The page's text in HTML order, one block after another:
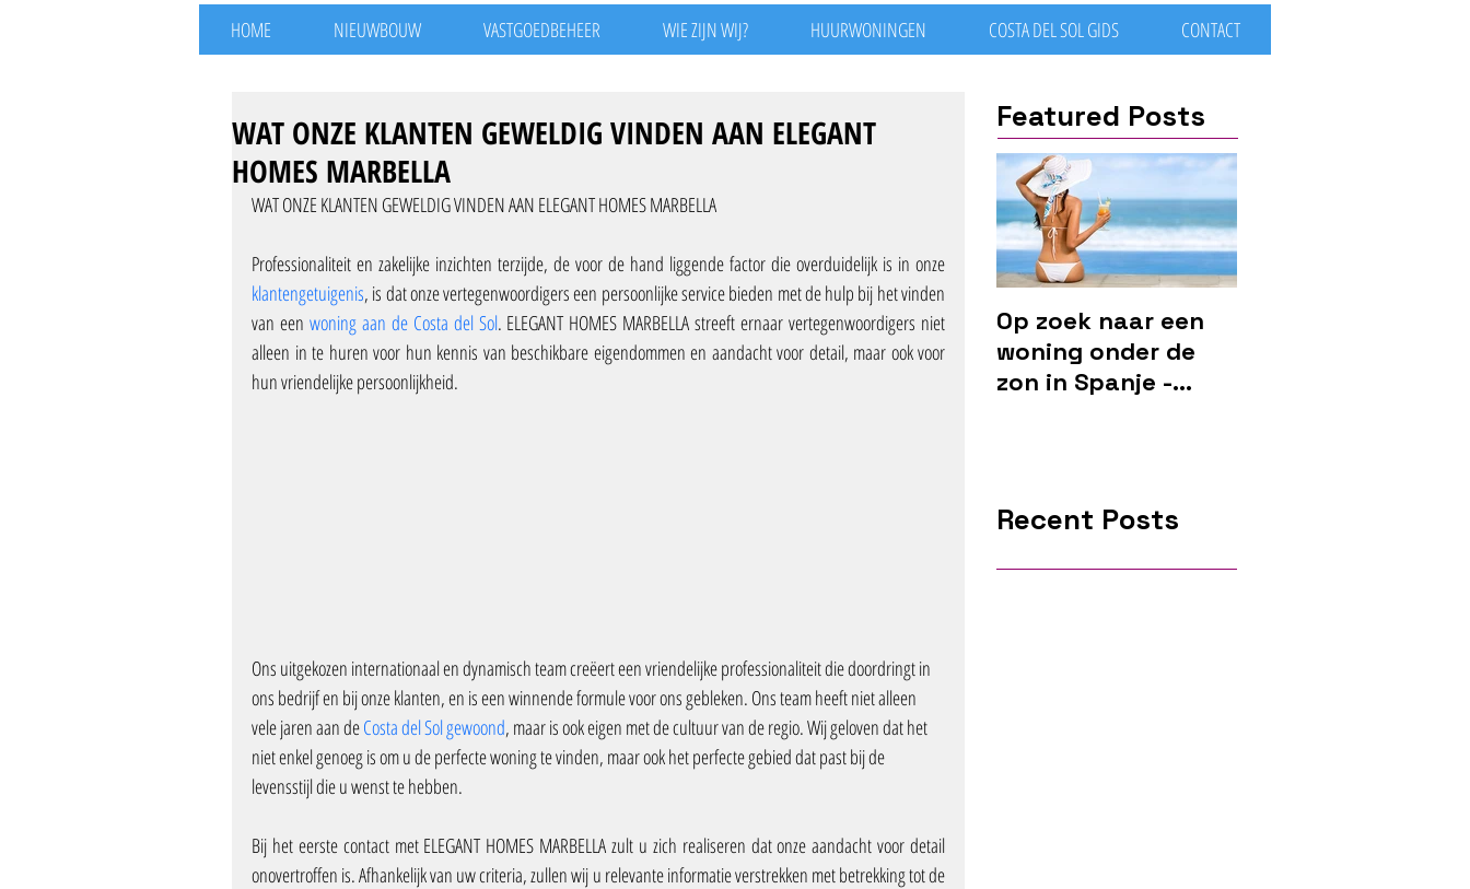
HOME NIEUWBOUW VASTGOEDBEHEER WIE ZIJN WIJ? HUURWONINGEN COSTA DEL SOL GIDS CONTACT
WAT ONZE KLANTEN GEWELDIG VINDEN AAN ELEGANT
HOMES MARBELLA
WAT ONZE KLANTEN GEWELDIG VINDEN AAN ELEGANT HOMES MARBELLA
klantengetuigenis, is dat onze vertegenwoordigers een persoonlijke service bieden met de hulp bij het vinden
van een woning aan de Costa del Sol. ELEGANT HOMES MARBELLA streeft ernaar vertegenwoordigers niet
alleen in te huren voor hun kennis van beschikbare eigendommen en aandacht voor detail, maar ook voor
hun vriendelijke persoonlijkheid.
Ons uitgekozen internationaal en dynamisch team creëert een vriendelijke professionaliteit die doordringt in
ons bedrijf en bij onze klanten, en is een winnende formule voor ons gebleken. Ons team heeft niet alleen
vele jaren aan de Costa del Sol gewoond, maar is ook eigen met de cultuur van de regio. Wij geloven dat het
niet enkel genoeg is om u de perfecte woning te vinden, maar ook het perfecte gebied dat past bij de
levensstijl die u wenst te hebben.
Bij het eerste contact met ELEGANT HOMES MARBELLA zult u zich realiseren dat onze aandacht voor detail
onovertroffen is. Afhankelijk van uw criteria, zullen wij u relevante informatie verstrekken met betrekking tot de
Featured Posts
Op zoek naar een
woning onder de
zon in Spanje -
Recent Posts